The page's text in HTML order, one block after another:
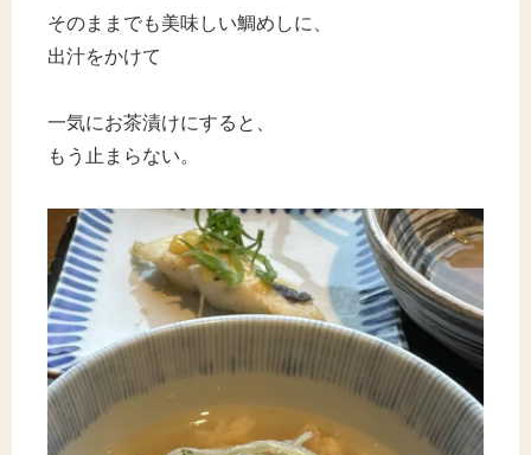
そのままでも美味しい鯛めしに、
出汁をかけて
一気にお茶漬けにすると、
もう止まらない。